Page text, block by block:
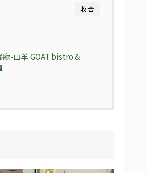
收合
廳-山羊 GOAT bistro &